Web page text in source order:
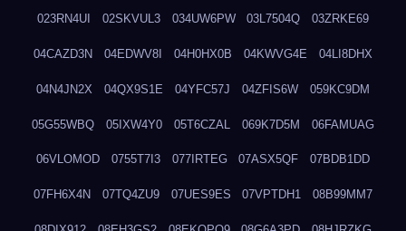
023RN4UI 02SKVUL3 034UW6PW 03L7504Q 03ZRKE69
04CAZD3N 04EDWV8I 04H0HX0B 04KWVG4E 04LI8DHX
04N4JN2X 04QX9S1E 04YFC57J 04ZFIS6W 059KC9DM
05G55WBQ 05IXW4Y0 05T6CZAL 069K7D5M 06FAMUAG
06VLOMOD 0755T7I3 077IRTEG 07ASX5QF 07BDB1DD
07FH6X4N 07TQ4ZU9 07UES9ES 07VPTDH1 08B99MM7